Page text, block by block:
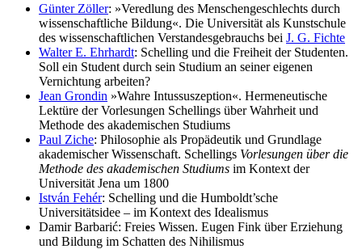
Günter Zöller: »Veredlung des Menschengeschlechts durch
wissenschaftliche Bildung«. Die Universität als Kunstschule
des wissenschaftlichen Verstandesgebrauchs bei J. G. Fichte
Walter E. Ehrhardt: Schelling und die Freiheit der Studenten.
Soll ein Student durch sein Studium an seiner eigenen
Vernichtung arbeiten?
Jean Grondin »Wahre Intussuszeption«. Hermeneutische
Lektüre der Vorlesungen Schellings über Wahrheit und
Methode des akademischen Studiums
Paul Ziche: Philosophie als Propädeutik und Grundlage
akademischer Wissenschaft. Schellings Vorlesungen über die
Methode des akademischen Studiums im Kontext der
Universität Jena um 1800
István Fehér: Schelling und die Humboldt’sche
Universitätsidee – im Kontext des Idealismus
Damir Barbarić: Freies Wissen. Eugen Fink über Erziehung
und Bildung im Schatten des Nihilismus